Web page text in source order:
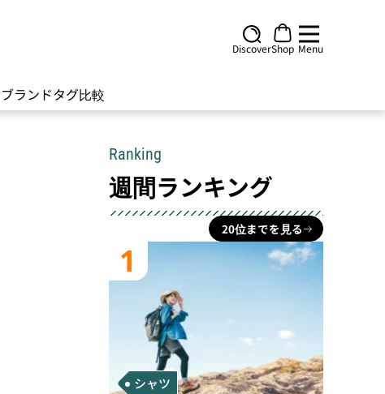
DiscoverShop Menu
ブランドタグ比較
Ranking
週間ランキング
20位までを見る
1
シャツ